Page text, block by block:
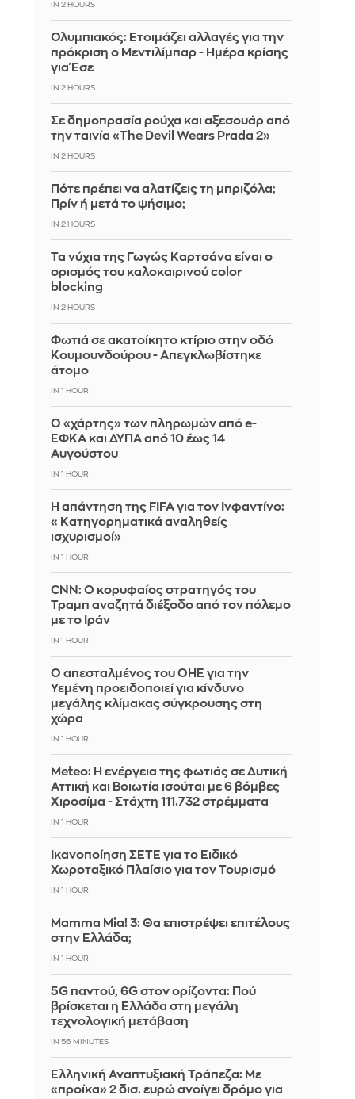
IN 2 HOURS
Ολυμπιακός: Ετοιμάζει αλλαγές για την
πρόκριση ο Μεντιλίμπαρ - Ημέρα κρίσης
για Έσε
IN 2 HOURS
Σε δημοπρασία ρούχα και αξεσουάρ από
την ταινία «The Devil Wears Prada 2»
IN 2 HOURS
Πότε πρέπει να αλατίζεις τη μπριζόλα;
Πρίν ή μετά το ψήσιμο;
IN 2 HOURS
Τα νύχια της Γωγώς Καρτσάνα είναι ο
ορισμός του καλοκαιρινού color
blocking
IN 2 HOURS
Φωτιά σε ακατοίκητο κτίριο στην οδό
Κουμουνδούρου - Απεγκλωβίστηκε
άτομο
IN 1 HOUR
Ο «χάρτης» των πληρωμών από e-
ΕΦΚΑ και ΔΥΠΑ από 10 έως 14
Αυγούστου
IN 1 HOUR
Η απάντηση της FIFA για τον Ινφαντίνο:
«Κατηγορηματικά αναληθείς
ισχυρισμοί»
IN 1 HOUR
CNN: Ο κορυφαίος στρατηγός του
Τραμπ αναζητά διέξοδο από τον πόλεμο
με το Ιράν
IN 1 HOUR
Ο απεσταλμένος του ΟΗΕ για την
Υεμένη προειδοποιεί για κίνδυνο
μεγάλης κλίμακας σύγκρουσης στη
χώρα
IN 1 HOUR
Meteo: Η ενέργεια της φωτιάς σε Δυτική
Αττική και Βοιωτία ισούται με 6 βόμβες
Χιροσίμα - Στάχτη 111.732 στρέμματα
IN 1 HOUR
Ικανοποίηση ΣΕΤΕ για το Ειδικό
Χωροταξικό Πλαίσιο για τον Τουρισμό
IN 1 HOUR
Mamma Mia! 3: Θα επιστρέψει επιτέλους
στην Ελλάδα;
IN 1 HOUR
5G παντού, 6G στον ορίζοντα: Πού
βρίσκεται η Ελλάδα στη μεγάλη
τεχνολογική μετάβαση
IN 56 MINUTES
Ελληνική Αναπτυξιακή Τράπεζα: Με
«προίκα» 2 δισ. ευρώ ανοίγει δρόμο για